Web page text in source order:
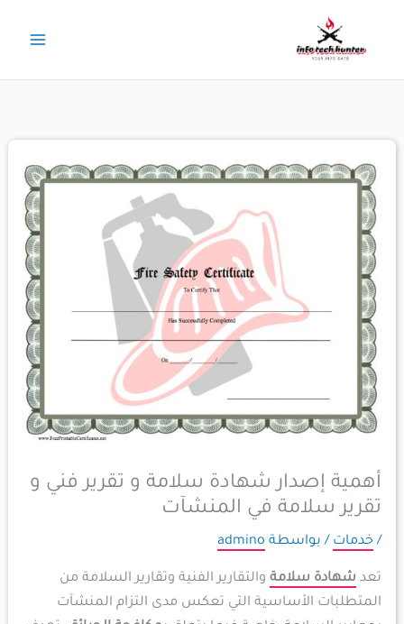
المحتوى
أهمية إصدار شهادة سلامة و تقرير فني و
تقرير سلامة في المنشآت
/خدمات / بواسطة admino
تعد شهادة سلامة والتقارير الفنية وتقارير السلامة من
المتطلبات الأساسية التي تعكس مدى التزام المنشآت